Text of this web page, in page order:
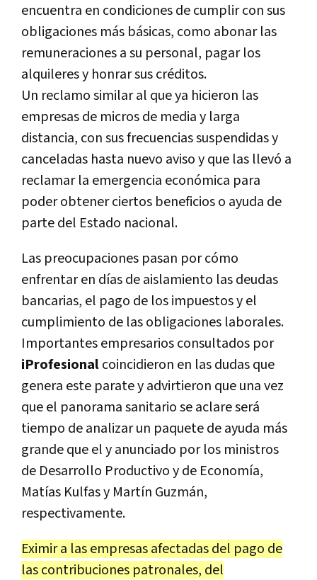
encuentra en condiciones de cumplir con sus
obligaciones más básicas, como abonar las
remuneraciones a su personal, pagar los
alquileres y honrar sus créditos.
Un reclamo similar al que ya hicieron las
empresas de micros de media y larga
distancia, con sus frecuencias suspendidas y
canceladas hasta nuevo aviso y que las llevó a
reclamar la emergencia económica para
poder obtener ciertos beneficios o ayuda de
parte del Estado nacional.
Las preocupaciones pasan por cómo
enfrentar en días de aislamiento las deudas
bancarias, el pago de los impuestos y el
cumplimiento de las obligaciones laborales.
Importantes empresarios consultados por
iProfesionalcoincidieron en las dudas que
genera este parate y advirtieron que una vez
que el panorama sanitario se aclare será
tiempo de analizar un paquete de ayuda más
grande que el y anunciado por los ministros
de Desarrollo Productivo y de Economía,
Matías Kulfas y Martín Guzmán,
respectivamente.
Eximir a las empresas afectadas del pago de
las contribuciones patronales, del